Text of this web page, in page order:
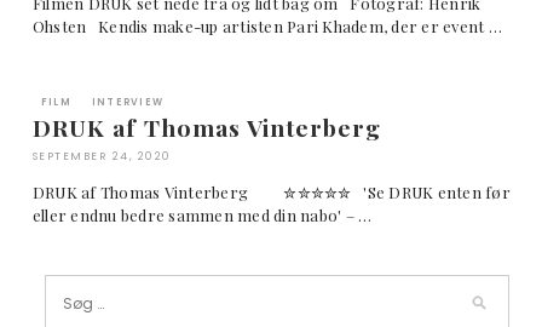
Ohsten Kendis make-up artisten Pari Khadem, der er event …
FILM INTERVIEW
DRUK af Thomas Vinterberg
SEPTEMBER 24, 2020
DRUK af Thomas Vinterberg ✮✮✮✮✮ 'Se DRUK enten før
eller endnu bedre sammen med din nabo' – …